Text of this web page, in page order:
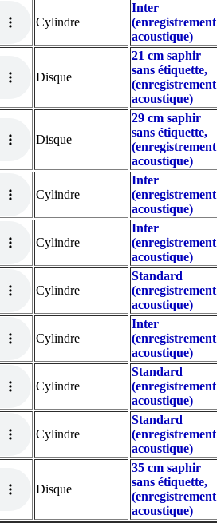
Cylindre
Inter
(enregistrement
acoustique)
Disque
21 cm saphir
sans étiquette,
(enregistrement
acoustique)
Disque
29 cm saphir
sans étiquette,
(enregistrement
acoustique)
Cylindre
Inter
(enregistrement
acoustique)
Cylindre
Inter
(enregistrement
acoustique)
Cylindre
Standard
(enregistrement
acoustique)
Cylindre
Inter
(enregistrement
acoustique)
Cylindre
Standard
(enregistrement
acoustique)
Cylindre
Standard
(enregistrement
acoustique)
Disque
35 cm saphir
sans étiquette,
(enregistrement
acoustique)